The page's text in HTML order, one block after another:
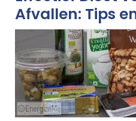
Afvallen: Tips